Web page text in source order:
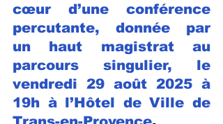
cœur d’une conférence
percutante, donnée par
un haut magistrat au
parcours singulier, le
vendredi 29 août 2025 à
19h à l’Hôtel de Ville de